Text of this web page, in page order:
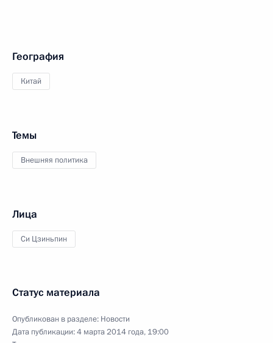
География
Китай
Темы
Внешняя политика
Лица
Си Цзиньпин
Статус материала
Опубликован в разделе: Новости
Дата публикации:4 марта 2014 года, 19:00